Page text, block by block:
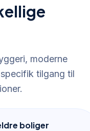
moderne
tilgang til
boliger